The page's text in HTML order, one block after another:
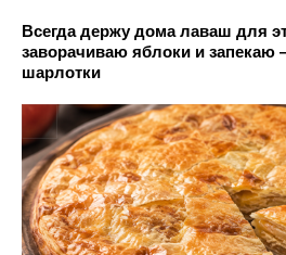
Всегда держу дома лаваш для
заворачиваю яблоки и запекаю
шарлотки